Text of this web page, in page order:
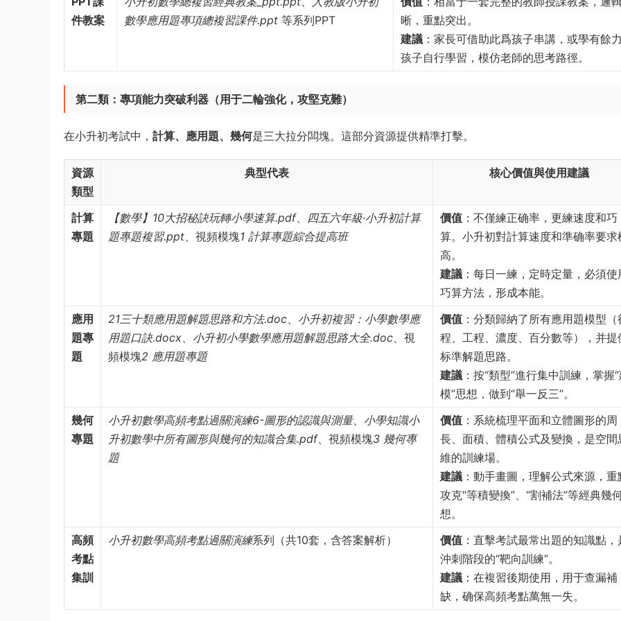
件教案
數學應用題專項總複習課件.ppt 等系列PPT
晰，重點突出。
建議 ：家長可借助此爲孩子串講，或學有餘
孩子自行學習，模仿老師的思考路徑。
第二類：專項能力突破利器（用于二輪強化，攻堅克難）
在小升初考試中， 計算、應用題、幾何是三大拉分闆塊。這部分資源提供精準打擊。
資源
類型
典型代表 核心價值與使用建議
計算
專題
【數學】10大招秘訣玩轉小學速算.pdf、 四五六年級·小升初計算
題專題複習.ppt 、視頻模塊1 計算專題綜合提高班
價值 ：不僅練正确率，更練速度和巧
算。小升初對計算速度和準确率要求
高。
建議 ：每日一練，定時定量，必須使
巧算方法，形成本能。
應用
題專
題
21三十類應用題解題思路和方法.doc
小升初複習：小學數學應
用題口訣.docx
小升初小學數學應用題解題思路大全.doc 、視
頻模塊2 應用題專題
價值 ：分類歸納了所有應用題模型（
程、工程、濃度、百分數等），并提
标準解題思路。
建議 ：按“類型”進行集中訓練，掌握
模”思想，做到“舉一反三”。
幾何
專題
小升初數學高頻考點過關演練6-圖形的認識與測量、 小學知識小
升初數學中所有圖形與幾何的知識合集.pdf、視頻模塊3 幾何專
題
價值 ：系統梳理平面和立體圖形的周
長、面積、體積公式及變換，是空間
維的訓練場。
建議 ：動手畫圖，理解公式來源，重
攻克“等積變換”、“割補法”等經典幾
想。
高頻
考點
集訓
小升初數學高頻考點過關演練系列（共10套，含答案解析） 價值 ：直擊考試最常出題的知識點，
沖刺階段的“靶向訓練”。
建議 ：在複習後期使用，用于查漏補
缺，确保高頻考點萬無一失。